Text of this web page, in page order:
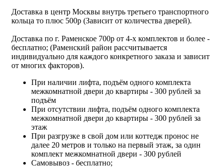
Доставка в центр Москвы внутрь третьего транспортного
кольца то плюс 500р (Зависит от количества дверей).
Доставка по г. Раменское 700р от 4-х комплектов и более -
бесплатно; (Раменский район рассчитывается
индивидуально для каждого конкретного заказа и зависит
от многих факторов).
При наличии лифта, подъём одного комплекта
межкомнатной двери до квартиры - 300 рублей за
подъём
При отсутствии лифта, подъём одного комплекта
межкомнатной двери до квартиры - 300 рублей за
этаж
При разгрузке в свой дом или коттедж пронос не
далее 20 метров и только на первый этаж, за один
комплект межкомнатной двери - 300 рублей
Самовывоз - бесплатно;